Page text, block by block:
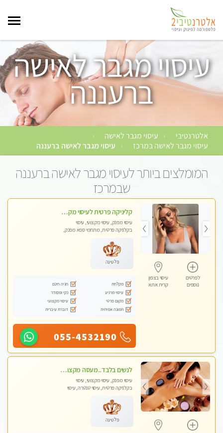
עיסוי מגבר לאישה
ברעננה
אלטרנטיבי › עיסוי מגבר לאישה ›
עיסוי מגבר לאישה במרכז › עיסוי מגבר לאישה ברעננה
המומלצים ביותר לעיסוי מגבר לאישה ברעננה
שבמרכז
לפרטים
נוספים
עיסוי בצפון
קרית אתא
קליניקה פרטית לעיסוי מקצועי ואלטרנטיבי ברמה גבוהה VIP תתקשר ..... highly recommended..new in the city
עיסוי מפנק, עיסוי מקצועי, עיסוי
בקלניקה פרטית, מתחמי ספא מפנק,
טנטרה, עיסוי מגבר לגבר, עיסוי מגבר
לאישה
פלטינה
מקלחת
חניה חינם
עיסוי מרגיע
נקי ומסודר
מקום פרטי
עיסוי מקצועי
תמונה אמיתית
דוברת עיברית
055-4532190
לנשים בלבד..מעסה מקצועי לנשים בלבד לעיסוי מרגיע ומפנק VIP-מומלץ לחלוטין! פרטי! ​​​​​​
עיסוי מפנק, עיסוי מקצועי, עיסוי
בקלניקה פרטית, עיסוי טנטרה, עיסוי
פלטינה